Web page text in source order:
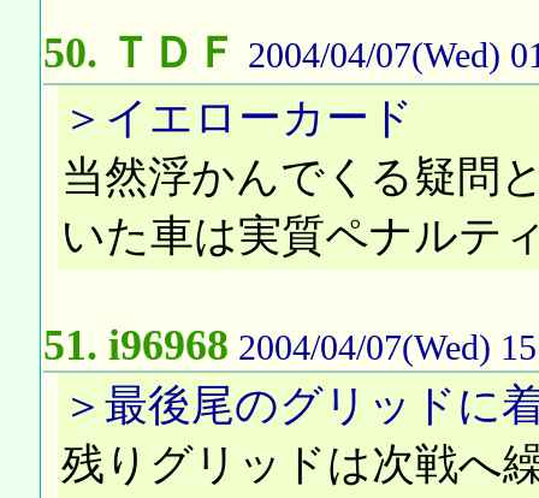
50. ＴＤＦ 2004/04/07(Wed)
＞イエローカード
当然浮かんでくる疑問
いた車は実質ペナルテ
51. i96968 2004/04/07(Wed)
＞最後尾のグリッドに
残りグリッドは次戦へ